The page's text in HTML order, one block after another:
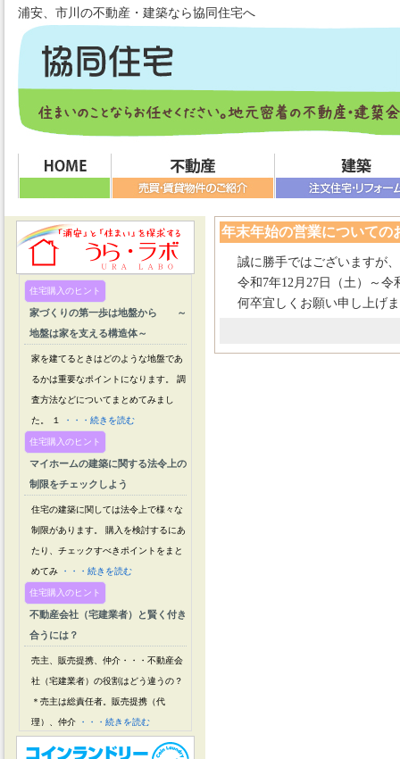
浦安、市川の不動産・建築なら協同住宅へ
年末年始の営業についての
誠に勝手ではございますが、
令和 7年12月27 日（土）～令
何卒宜しくお願い申し上げ